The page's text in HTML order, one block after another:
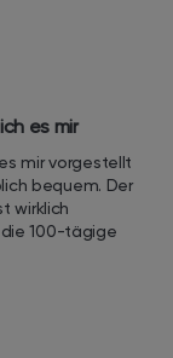
es mir
auch
einfach und
mir vorgestellt
bequem. Der
wirklich
die 100-tägige